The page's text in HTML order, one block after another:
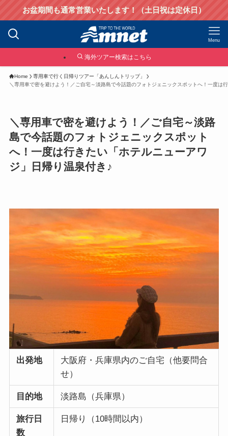
お盆期間も通常営業いたします！（土日祝は定休日）
Menu
海外ツアー検索はこちら
Home
専用車で行く日帰りツアー「あんしんトリップ」
＼専用車で密を避けよう！／ご自宅～淡路島で今話題のフォトジェニックスポットへ！一度は
＼専用車で密を避けよう！／ご自宅～淡路
島で今話題のフォトジェニックスポット
へ！一度は行きたい「ホテルニューアワ
ジ」日帰り温泉付き♪
出発地
大阪府・兵庫県内のご自宅（他要問合
せ）
目的地 淡路島（兵庫県）
旅行日
数
日帰り（10時間以内）